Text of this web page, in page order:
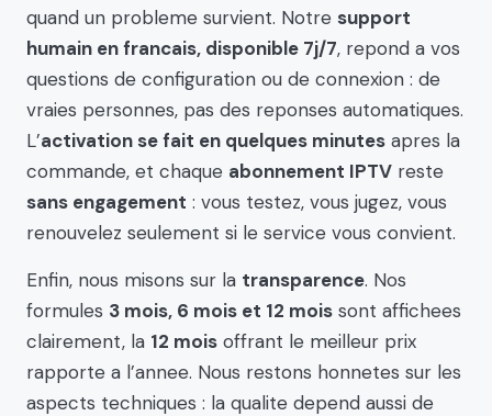
quand un probleme survient. Notre support
humain en francais, disponible 7j/7, repond a vos
questions de configuration ou de connexion : de
vraies personnes, pas des reponses automatiques.
L’activation se fait en quelques minutes apres la
commande, et chaque abonnement IPTV reste
sans engagement : vous testez, vous jugez, vous
renouvelez seulement si le service vous convient.
Enfin, nous misons sur la transparence. Nos
formules 3 mois, 6 mois et 12 mois sont affichees
clairement, la 12 mois offrant le meilleur prix
rapporte a l’annee. Nous restons honnetes sur les
aspects techniques : la qualite depend aussi de